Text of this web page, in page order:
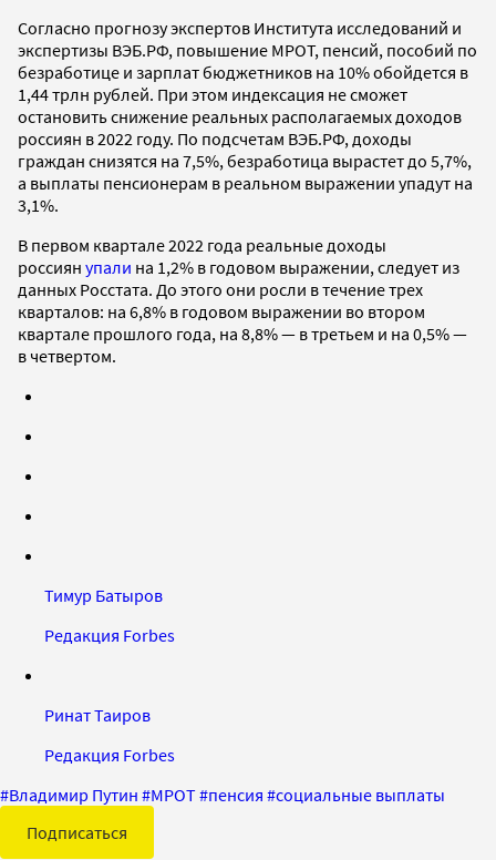
Согласно прогнозу экспертов Института исследований и
экспертизы ВЭБ.РФ, повышение МРОТ, пенсий, пособий по
безработице и зарплат бюджетников на 10% обойдется в
1,44 трлн рублей. При этом индексация не сможет
остановить снижение реальных располагаемых доходов
россиян в 2022 году. По подсчетам ВЭБ.РФ, доходы
граждан снизятся на 7,5%, безработица вырастет до 5,7%,
а выплаты пенсионерам в реальном выражении упадут на
3,1%.
В первом квартале 2022 года реальные доходы
россиян упали на 1,2% в годовом выражении, следует из
данных Росстата. До этого они росли в течение трех
кварталов: на 6,8% в годовом выражении во втором
квартале прошлого года, на 8,8% — в третьем и на 0,5% —
в четвертом.
Тимур Батыров
Редакция Forbes
Ринат Таиров
Редакция Forbes
#Владимир Путин #МРОТ#пенсия #социальные выплаты
Подписаться